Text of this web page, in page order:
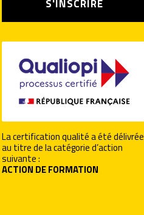
S'INSCRIRE
La certification qualité a été délivrée
au titre de la catégorie d’action
suivante :
ACTION DE FORMATION